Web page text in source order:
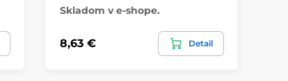
Skladom v e-shope.
8,63 € Detail